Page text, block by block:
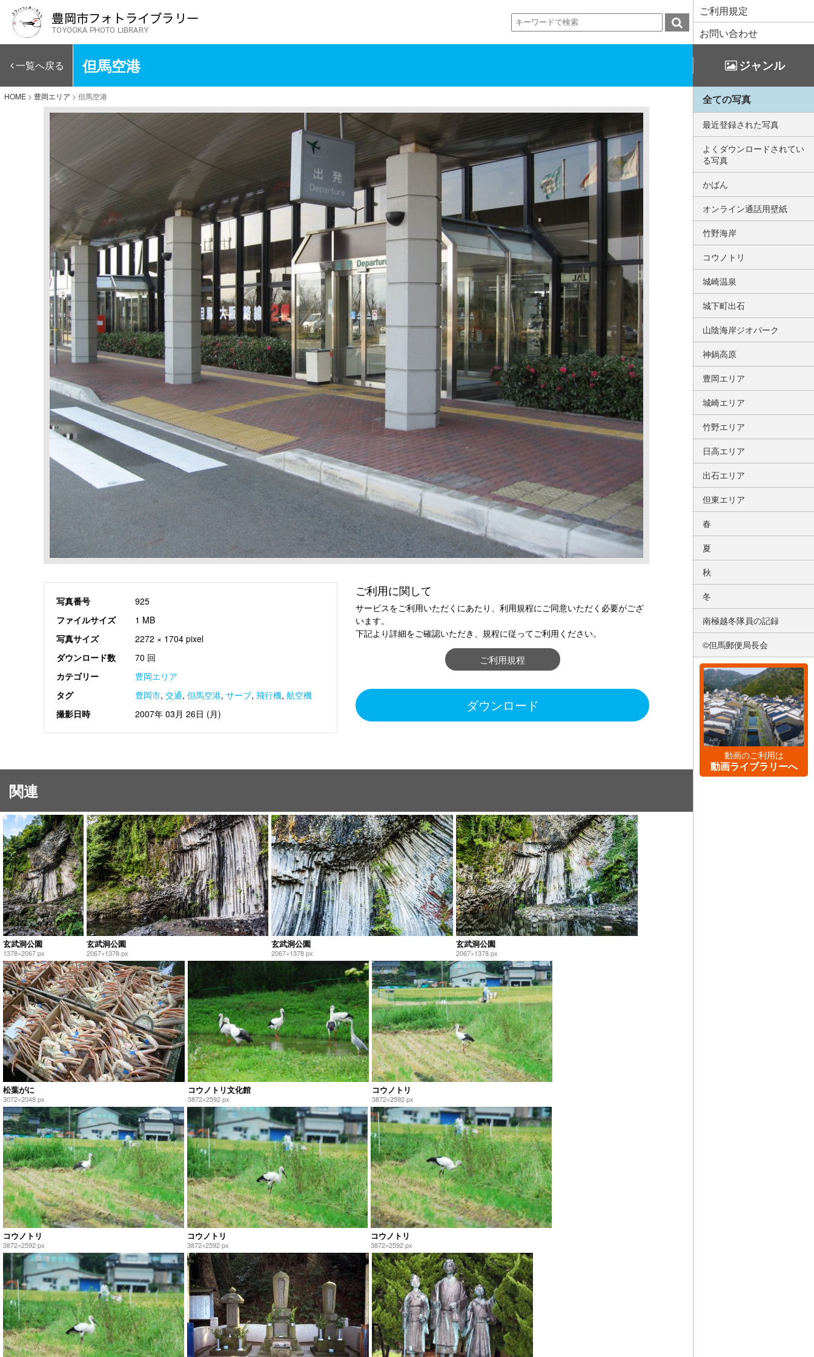
ご利用規定
お問い合わせ
一覧へ戻る 但馬空港 ジャンル
HOME > 豊岡エリア > 但馬空港
写真番号
925
ファイルサイズ
1 MB
写真サイズ
2272 × 1704 pixel
ダウンロード数
70 回
カテゴリー
豊岡エリア
タグ
豊岡市, 交通, 但馬空港, サーブ, 飛行機, 航空機
撮影日時
2007年 03月 26日 (月)
ご利用に関して
サービスをご利用いただくにあたり、利用規程にご同意いただく必要がござ
います。
下記より詳細をご確認いただき、規程に従ってご利用ください。
ご利用規程
ダウンロード
関連
玄武洞公園
1378×2067 px
玄武洞公園
2067×1378 px
玄武洞公園
2067×1378 px
玄武洞公園
2067×1378 px
松葉がに
3072×2048 px
コウノトリ文化館
3872×2592 px
コウノトリ
3872×2592 px
コウノトリ
3872×2592 px
コウノトリ
3872×2592 px
コウノトリ
3872×2592 px
全ての写真
最近登録された写真
よくダウンロードされてい
る写真
かばん
オンライン通話用壁紙
竹野海岸
コウノトリ
城崎温泉
城下町出石
山陰海岸ジオパーク
神鍋高原
豊岡エリア
城崎エリア
竹野エリア
日高エリア
出石エリア
但東エリア
春
夏
秋
冬
南極越冬隊員の記録
©但馬郵便局長会
動画のご利用は
動画ライブラリーへ